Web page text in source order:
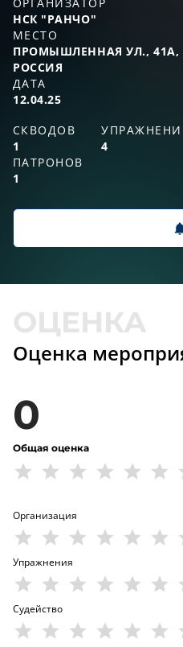
НСК "РАНЧО"
МЕСТО
ПРОМЫШЛЕННАЯ УЛ.,
РОССИЯ
ДАТА
12.04.25
СКВОДОВ
1
4
ПАТРОНОВ
1
Оценка
0
Общая оценка
Организация
Упражнения
Судейство